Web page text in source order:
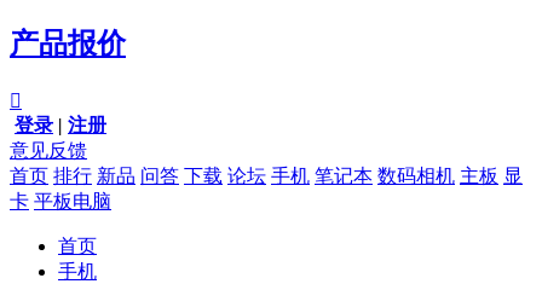
产品报价

登录 | 注册
意见反馈
首页 排行 新品 问答 下载 论坛 手机 笔记本 数码相机 主板 显
卡 平板电脑
首页
手机